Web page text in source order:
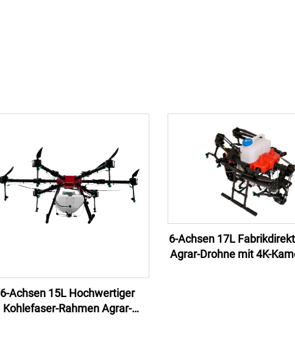
6-Achsen 15L Hochwertiger
Kohlefaser-Rahmen Agrar-
6-Achsen 17L
Agrar-Drohne mit 4K-